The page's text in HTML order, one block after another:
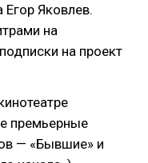
Егор Яковлев.
на
на проект
премьерные
— «Бывшие» и